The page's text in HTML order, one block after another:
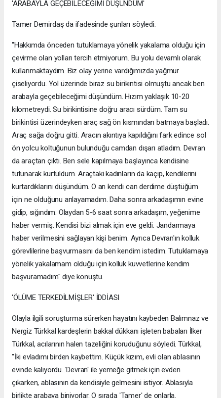
'ARABAYLA GEÇEBİLECEĞİMİ DÜŞÜNDÜM'
Tamer Demirdaş da ifadesinde şunları söyledi:
"Hakkımda önceden tutuklamaya yönelik yakalama olduğu için
çevirme olan yolları tercih etmiyorum. Bu yolu devamlı olarak
kullanmaktaydım. Biz olay yerine vardığımızda yağmur
çiseliyordu. Yol üzerinde biraz su birikintisi olmuştu ancak ben
arabayla geçebileceğimi düşündüm. Hızım yaklaşık 10-20
kilometreydi. Su birikintisine doğru aracı sürdüm. Tam su
birikintisi üzerindeyken araç sağ ön kısmından batmaya başladı.
Araç sağa doğru gitti. Aracın akıntıya kapıldığını fark edince sol
ön yolcu koltuğunun bulunduğu camdan dışarı atladım. Devran
da araçtan çıktı. Ben sele kapılmaya başlayınca kendisine
tutunarak kurtuldum. Araçtaki kadınların da kaçıp, kendilerini
kurtardıklarını düşündüm. O an kendi can derdime düştüğüm
için ne olduğunu anlayamadım. Daha sonra arkadaşımın evine
gidip, sığındım. Olaydan 5-6 saat sonra arkadaşım, yeğenime
haber vermiş. Kendisi bizi almak için eve geldi. Jandarmaya
haber verilmesini sağlayan kişi benim. Ayrıca Devran'ın kolluk
görevlilerine başvurmasını da ben kendim istedim. Tutuklamaya
yönelik yakalamam olduğu için kolluk kuvvetlerine kendim
başvuramadım" diye konuştu.
'ÖLÜME TERKEDİLMİŞLER' İDDİASI
Olayla ilgili soruşturma sürerken hayatını kaybeden Balımnaz ve
Nergiz Türkkal kardeşlerin bakkal dükkanı işleten babaları İlker
Türkkal, acılarının halen tazeliğini koruduğunu söyledi. Türkkal,
"İki evladımı birden kaybettim. Küçük kızım, evli olan ablasının
evinde kalıyordu. 'Devran' ile yemeğe gitmek için evden
çıkarken, ablasının da kendisiyle gelmesini istiyor. Ablasıyla
birlikte arabaya biniyorlar. O sırada 'Tamer' de onlarla.